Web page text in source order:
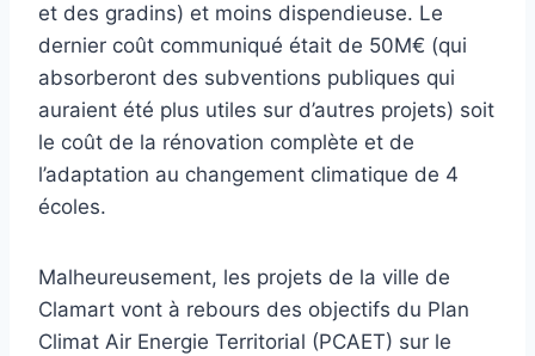
et des gradins) et moins dispendieuse. Le
dernier coût communiqué était de 50M€ (qui
absorberont des subventions publiques qui
auraient été plus utiles sur d’autres projets) soit
le coût de la rénovation complète et de
l’adaptation au changement climatique de 4
écoles.
Malheureusement, les projets de la ville de
Clamart vont à rebours des objectifs du Plan
Climat Air Energie Territorial (PCAET) sur le